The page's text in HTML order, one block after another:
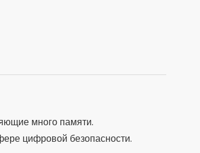
оперативной памяти и
продвинутых и технических